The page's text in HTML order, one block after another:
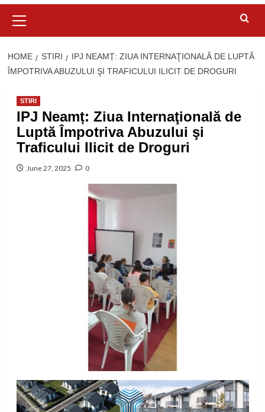
Menu
HOME STIRI
IPJ NEAMȚ: ZIUA INTERNAŢIONALĂ DE LUPTĂ
ÎMPOTRIVA ABUZULUI ŞI TRAFICULUI ILICIT DE DROGURI
STIRI
IPJ Neamț: Ziua Internaţională de
Luptă Împotriva Abuzului şi
Traficului Ilicit de Droguri
June 27, 2025 0